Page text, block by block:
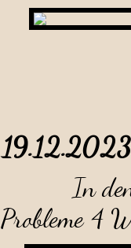
In den
Probleme 4